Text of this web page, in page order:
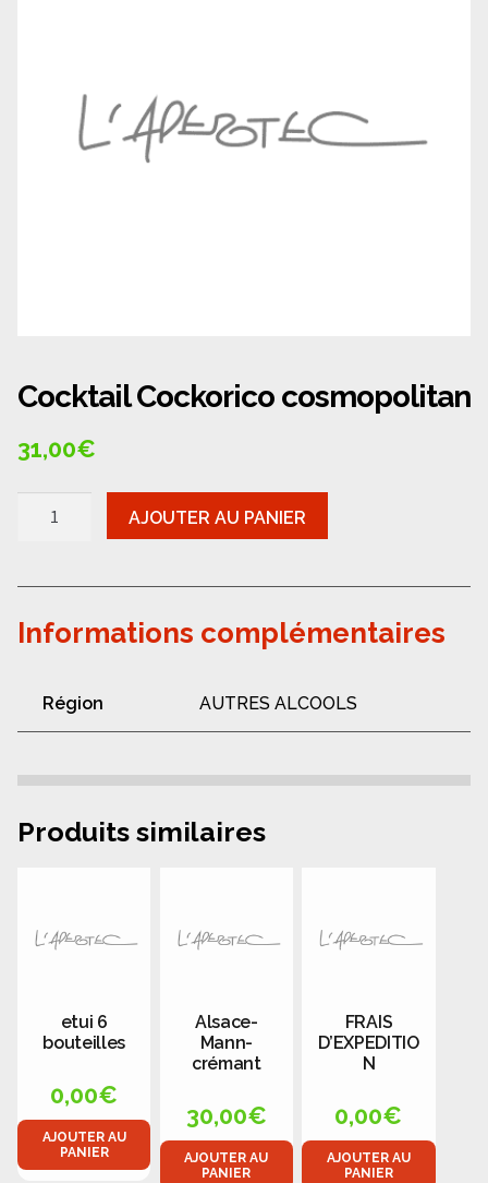
Politique de cookies (UE)
Cocktail Cockorico cosmopolitan
31,00€
cosmopolitan
AJOUTER AU PANIER
Informations complémentaires
Région AUTRES ALCOOLS
Produits similaires
etui 6
bouteilles
0,00€
AJOUTER AU
PANIER
Alsace-
Mann-
crémant
30,00€
AJOUTER AU
PANIER
FRAIS
D’EXPEDITIO
N
0,00€
AJOUTER AU
PANIER